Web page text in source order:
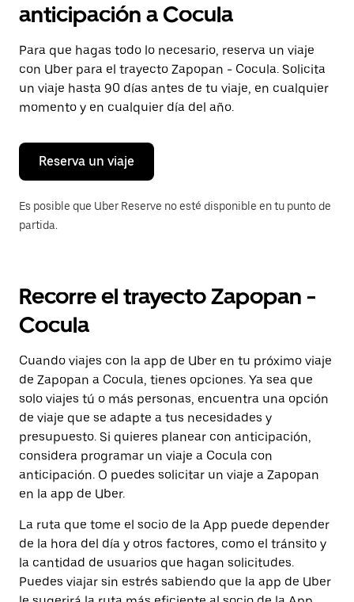
y
selecciona
una
fecha.
Presiona
la
tecla Esc
para
el
calendario.
anticipación a Cocula
Para que hagas todo lo necesario, reserva un viaje
con Uber para el trayecto Zapopan - Cocula. Solicita
un viaje hasta 90 días antes de tu viaje, en cualquier
momento y en cualquier día del año.
Reserva un viaje
Es posible que Uber Reserve no esté disponible en tu punto de
partida.
Recorre el trayecto Zapopan -
Cocula
Cuando viajes con la app de Uber en tu próximo viaje
de Zapopan a Cocula, tienes opciones. Ya sea que
solo viajes tú o más personas, encuentra una opción
de viaje que se adapte a tus necesidades y
presupuesto. Si quieres planear con anticipación,
considera programar un viaje a Cocula con
anticipación. O puedes solicitar un viaje a Zapopan
en la app de Uber.
La ruta que tome el socio de la App puede depender
de la hora del día y otros factores, como el tránsito y
la cantidad de usuarios que hagan solicitudes.
Puedes viajar sin estrés sabiendo que la app de Uber